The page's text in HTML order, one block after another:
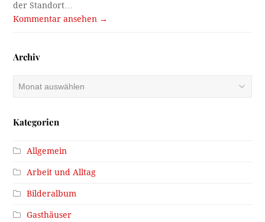
der Standort…
Kommentar ansehen →
Archiv
Kategorien
Allgemein
Arbeit und Alltag
Bilderalbum
Gasthäuser